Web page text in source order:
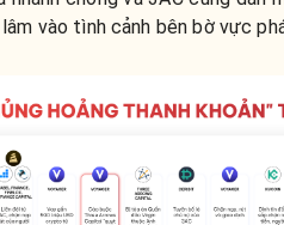
vào tình cảnh bên bờ vực